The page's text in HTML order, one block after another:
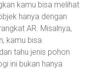
kamu bisa melihat
hanya dengan
AR. Misalnya,
kamu bisa
tahu jenis pohon
ini bukan hanya